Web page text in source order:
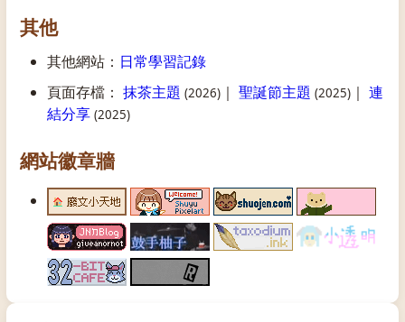
其他
其他網站： 日常學習記錄
頁面存檔： 抹茶主題 (2026) ｜ 聖誕節主題 (2025) ｜ 連
結分享 (2025)
網站徽章牆